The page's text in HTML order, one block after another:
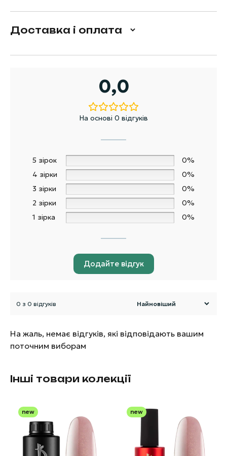
Доставка і оплата
0,0
На основі 0 відгуків
5 зірок
0%
4 зірки
0%
3 зірки
0%
2 зірки
0%
1 зірка
0%
Додайте відгук
0 з 0 відгуків
На жаль, немає відгуків, які відповідають вашим
поточним виборам
Інші товари колекції
new new